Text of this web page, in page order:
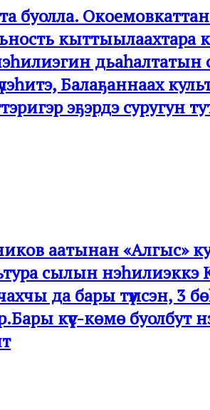
буолла. Окоемовкаттан
кыттыылаахтара
Балаҕаннаах
эҕэрдэ
аатынан
сылын
да бары түмсэн,
күүс-көмө